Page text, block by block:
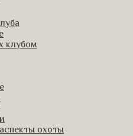
клубом
охоты